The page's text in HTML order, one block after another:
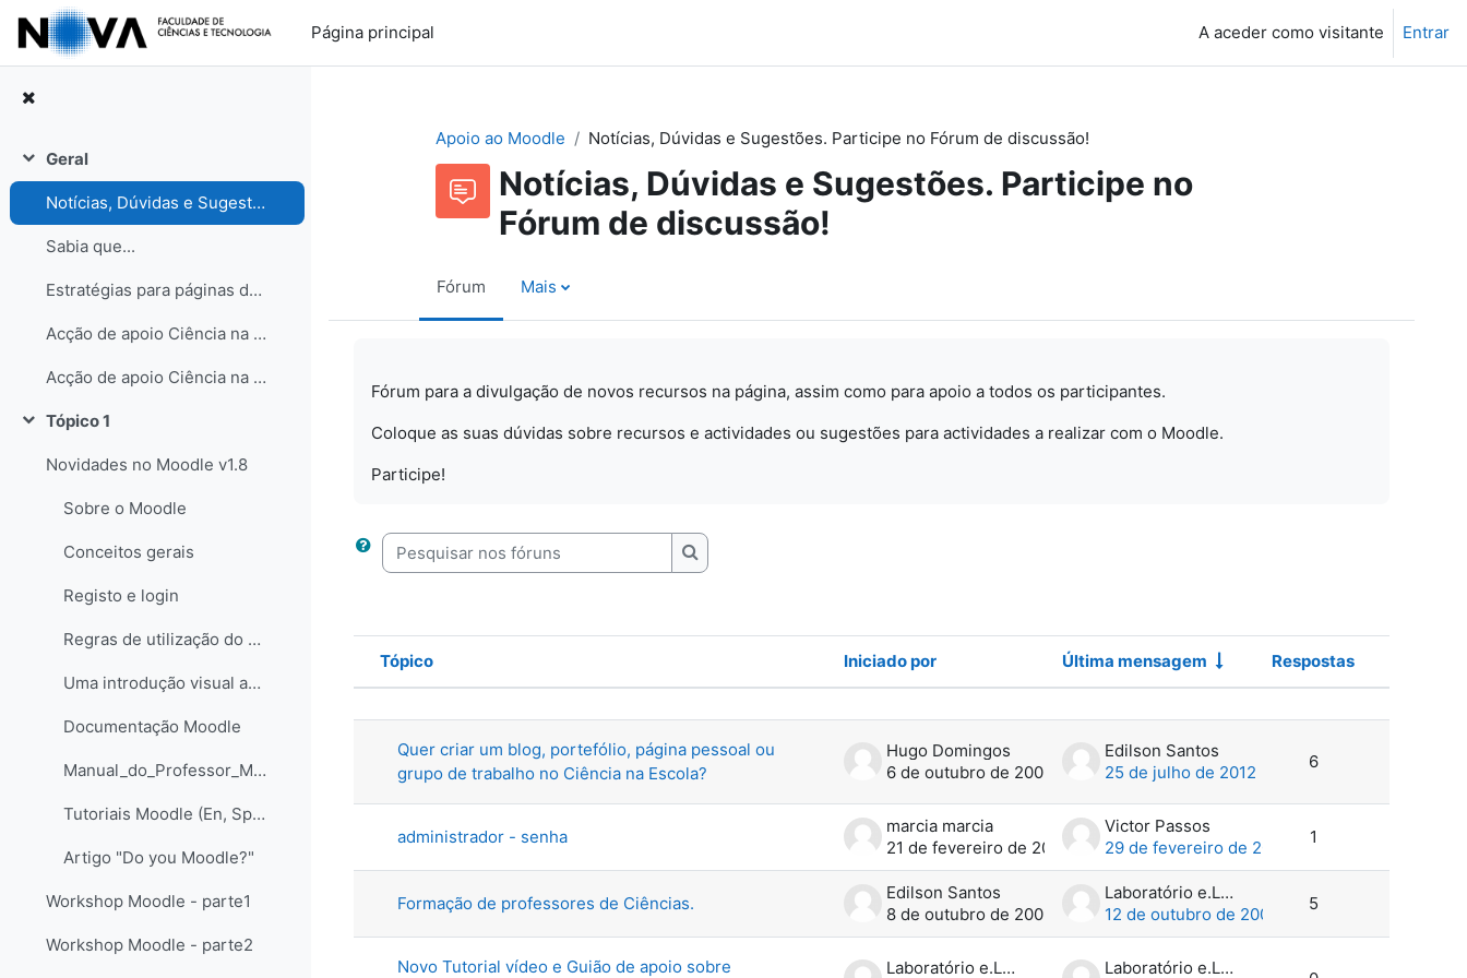
Ir para o conteúdo principal
Página principal
A aceder como visitante Entrar
Contrair
Geral
Notícias, Dúvidas e Sugestões. Participe no Fórum de discussão!
Sabia que...
Estratégias para páginas de turma
Acção de apoio Ciência na Escola
Acção de apoio Ciência na Escola
Contrair
Tópico 1
Novidades no Moodle v1.8
Sobre o Moodle
Conceitos gerais
Registo e login
Regras de utilização do Moodle Ciência na Escola
Uma introdução visual ao Moodle@FCTUNL - para professores e criadores de páginas - Versão Flash Paper
Documentação Moodle
Manual_do_Professor_Moodle_LABORIS
Tutoriais Moodle (En, Sp, Pt)
Artigo "Do you Moodle?"
Workshop Moodle - parte1
Workshop Moodle - parte2
Apoio ao Moodle Notícias, Dúvidas e Sugestões. Participe no Fórum de discussão!
Notícias, Dúvidas e Sugestões. Participe no
Fórum de discussão!
Fórum Mais
Fórum para a divulgação de novos recursos na página, assim como para apoio a todos os participantes.
Coloque as suas dúvidas sobre recursos e actividades ou sugestões para actividades a realizar com o Moodle.
Participe!
Pesquisar nos fóruns
Pesquisar nos fóruns
Estado
Tópico Iniciado por Última mensagem
Respostas
Ações
Quer criar um blog, portefólio, página pessoal ou
grupo de trabalho no Ciência na Escola?
Hugo Domingos
6 de outubro de 2006
Edilson Santos
25 de julho de 2012
6
administrador - senha
marcia marcia
21 de fevereiro de 2011
Victor Passos
29 de fevereiro de 2012
1
Formação de professores de Ciências.
Edilson Santos
8 de outubro de 2009
Laboratório e.Learning
12 de outubro de 2009
5
Novo Tutorial vídeo e Guião de apoio sobre Laboratório e.Learning Laboratório e.Learning